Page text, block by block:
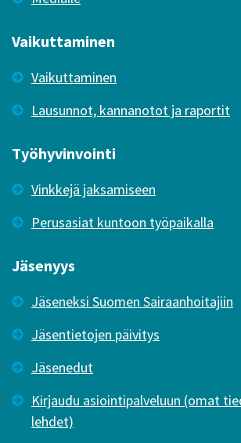
Vaikuttaminen
Vaikuttaminen
Lausunnot, kannanotot ja raportit
Työhyvinvointi
Vinkkejä jaksamiseen
Perusasiat kuntoon työpaikalla
Jäsenyys
Jäseneksi Suomen Sairaanhoitajiin
Jäsentietojen päivitys
Jäsenedut
Kirjaudu asiointipalveluun (omat
lehdet)